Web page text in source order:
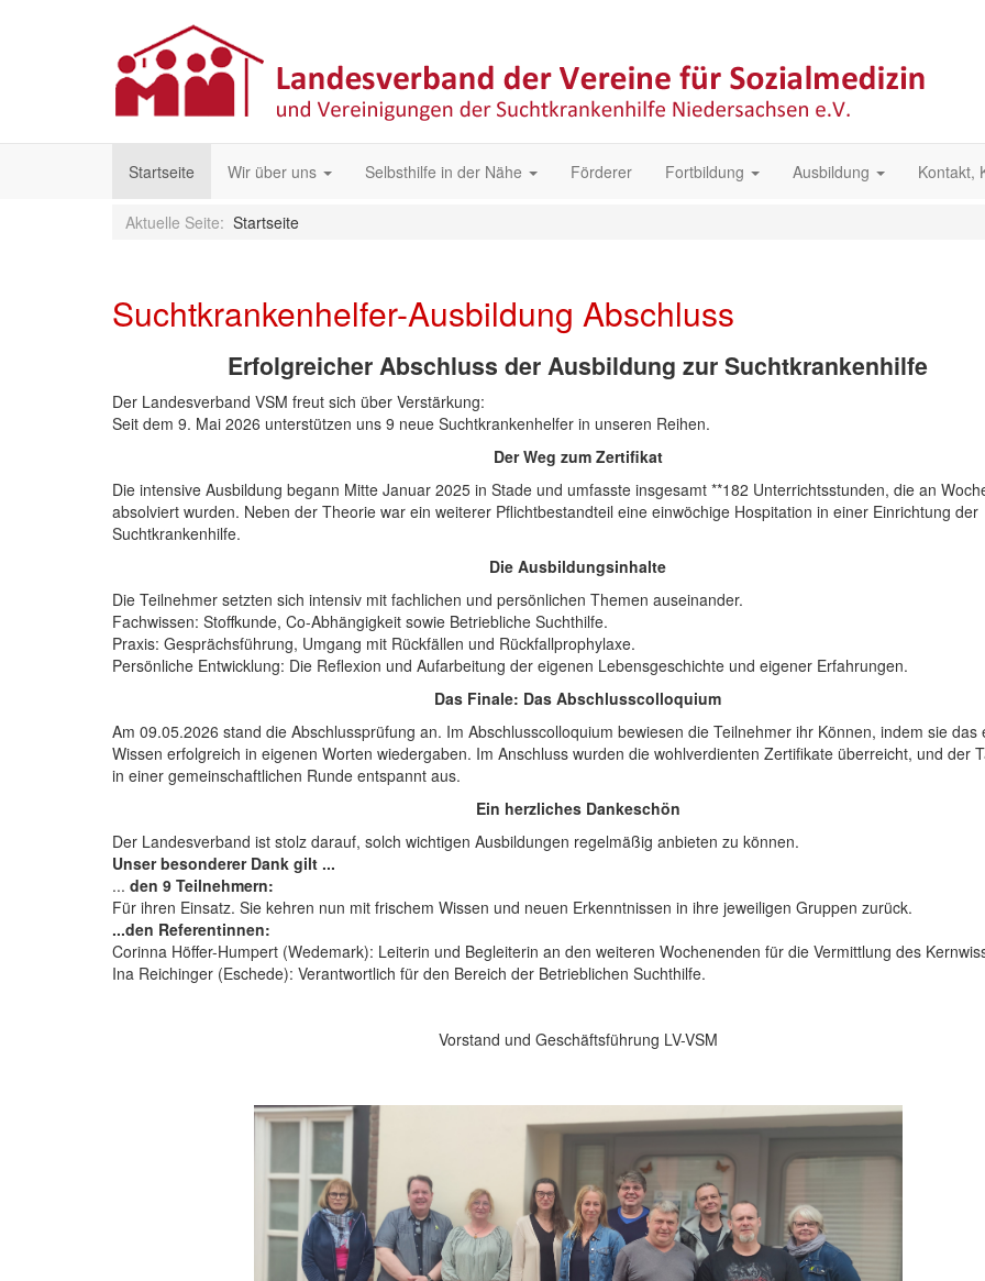
Startseite Wir über uns Selbsthilfe in der Nähe Förderer Fortbildung Ausbildung Kontakt,
Aktuelle Seite: Startseite
Suchtkrankenhelfer-Ausbildung Abschluss
Erfolgreicher Abschluss der Ausbildung zur Suchtkrankenhilfe
Der Landesverband VSM freut sich über Verstärkung:
Seit dem 9. Mai 2026 unterstützen uns 9 neue Suchtkrankenhelfer in unseren Reihen.
Der Weg zum Zertifikat
Die intensive Ausbildung begann Mitte Januar 2025 in Stade und umfasste insgesamt **182 Unterrichtsstunden, die an
absolviert wurden. Neben der Theorie war ein weiterer Pflichtbestandteil eine einwöchige Hospitation in einer Einrichtung der
Suchtkrankenhilfe.
Die Ausbildungsinhalte
Die Teilnehmer setzten sich intensiv mit fachlichen und persönlichen Themen auseinander.
Fachwissen: Stoffkunde, Co-Abhängigkeit sowie Betriebliche Suchthilfe.
Praxis: Gesprächsführung, Umgang mit Rückfällen und Rückfallprophylaxe.
Persönliche Entwicklung: Die Reflexion und Aufarbeitung der eigenen Lebensgeschichte und eigener Erfahrungen.
Das Finale: Das Abschlusscolloquium
Am 09.05.2026 stand die Abschlussprüfung an. Im Abschlusscolloquium bewiesen die Teilnehmer ihr Können, indem sie das
Wissen erfolgreich in eigenen Worten wiedergaben. Im Anschluss wurden die wohlverdienten Zertifikate überreicht, und der
in einer gemeinschaftlichen Runde entspannt aus.
Ein herzliches Dankeschön
Der Landesverband ist stolz darauf, solch wichtigen Ausbildungen regelmäßig anbieten zu können.
Unser besonderer Dank gilt ...
... den 9 Teilnehmern:
Für ihren Einsatz. Sie kehren nun mit frischem Wissen und neuen Erkenntnissen in ihre jeweiligen Gruppen zurück.
...den Referentinnen:
Corinna Höffer-Humpert (Wedemark): Leiterin und Begleiterin an den weiteren Wochenenden für die Vermittlung des
Ina Reichinger (Eschede): Verantwortlich für den Bereich der Betrieblichen Suchthilfe.
Vorstand und Geschäftsführung LV-VSM